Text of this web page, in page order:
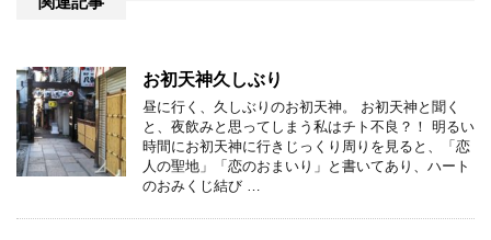
お初天神久しぶり
昼に行く、久しぶりのお初天神。 お初天神と聞く
と、夜飲みと思ってしまう私はチト不良？！ 明るい
時間にお初天神に行きじっくり周りを見ると、「恋
人の聖地」「恋のおまいり」と書いてあり、ハート
のおみくじ結び …